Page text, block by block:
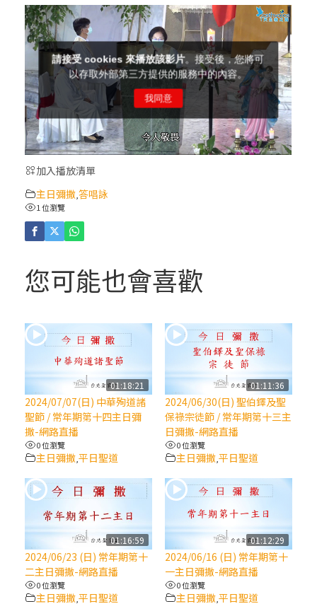
【信仰之旅】第十一集：「教 會」(推廣片)
【信仰之旅】第十一集：「教 會」—林必能
神父
【信仰之旅】第十集：「逾越奧蹟」— 錢玲
珠老師
(5)黃敏正主教帶你做「四旬期避靜」—【逾
越的智慧】：完美的喜樂
人相遇
(2)黃敏正主教帶你做「四旬期避靜」—【逾
越的智慧】：七項齋戒的意義與益處
【信仰之旅】第九集：「如果你的痛苦比快
樂多」—歐義明神父 / 應芝莉老師
越的智慧】：聖方濟的靈修，「不占為己
有」
【信仰之旅】第八集：「耶穌為什麼降生到
人世」—高樂祈修女
2025/10/10【萬物讚頌頌歌 – 太陽與生態音
樂會】紀念聖方濟與已逝教宗方濟各（中）
加入播放清單
主日彌撒 ,答唱詠
1 位瀏覽
您可能也會喜歡
01:18:21
2024/07/07(日) 中華殉道諸
聖節 / 常年期第十四主日彌
撒-網路直播
0 位瀏覽
主日彌撒 ,平日聖道
01:11:36
2024/06/30(日) 聖伯鐸及聖
保祿宗徒節 / 常年期第十三主
日彌撒-網路直播
0 位瀏覽
主日彌撒, 平日聖道
01:16:59
2024/06/23 (日) 常年期第十
二主日彌撒-網路直播
0 位瀏覽
主日彌撒 ,平日聖道
01:12:29
2024/06/16 (日) 常年期第十
一主日彌撒-網路直播
0 位瀏覽
主日彌撒, 平日聖道